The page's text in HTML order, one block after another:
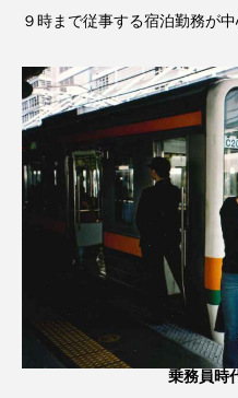
９時まで従事する宿泊勤務が中
乗務員時